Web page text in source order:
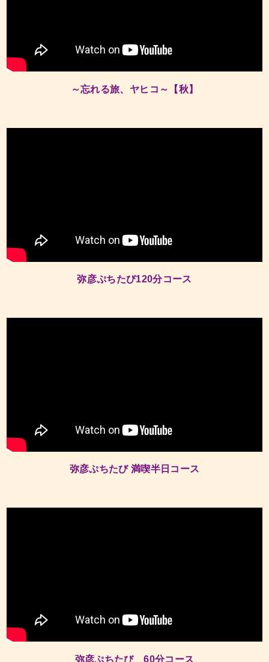
～忘れる旅、ヤヒコ～【秋】
弥彦ぷちたび120分コース
弥彦ぷちたび 満喫半日コース
弥彦ぷちたび 60分コース